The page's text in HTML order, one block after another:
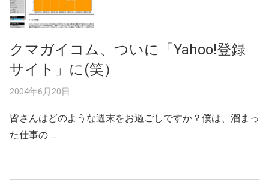
クマガイコム、ついに「Yahoo!登録
サイト」に(笑）
2004年6月20日
皆さんはどのような週末をお過ごしですか？僕は、溜まっ
た仕事の …